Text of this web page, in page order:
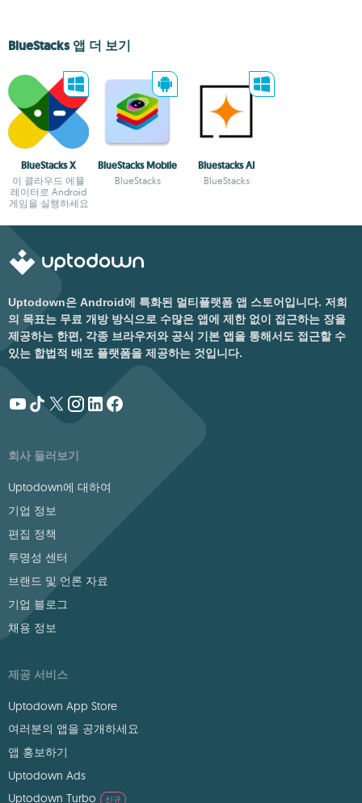
BlueStacks 앱 더 보기
BlueStacks X
이 클라우드 에뮬
레이터로 Android
게임을 실행하세요
BlueStacks Mobile
BlueStacks
Bluestacks AI
BlueStacks
Uptodown은 Android에 특화된 멀티플랫폼 앱 스토어입니다. 저희
의 목표는 무료 개방 방식으로 수많은 앱에 제한 없이 접근하는 장을
제공하는 한편, 각종 브라우저와 공식 기본 앱을 통해서도 접근할 수
있는 합법적 배포 플랫폼을 제공하는 것입니다.
회사 둘러보기
Uptodown에 대하여
기업 정보
편집 정책
투명성 센터
브랜드 및 언론 자료
기업 블로그
채용 정보
제공 서비스
Uptodown App Store
여러분의 앱을 공개하세요
앱 홍보하기
Uptodown Ads
Uptodown Turbo
신규